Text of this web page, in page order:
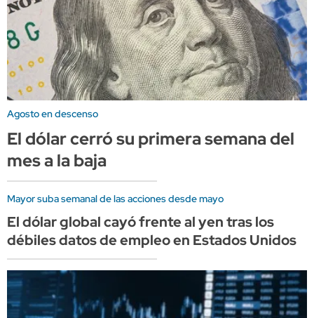
Agosto en descenso
El dólar cerró su primera semana del
mes a la baja
Mayor suba semanal de las acciones desde mayo
El dólar global cayó frente al yen tras los
débiles datos de empleo en Estados Unidos